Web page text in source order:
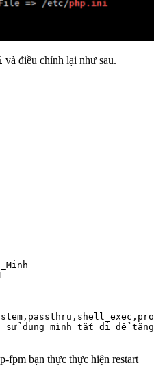
và điều chỉnh lại như sau.
sử dụng mình tắt đi để
fpm bạn thực thực hiện restart